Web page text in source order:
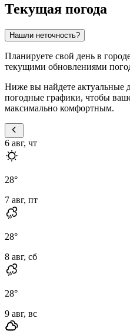
Текущая погода
Нашли неточность?
Планируете свой день в
текущими обновлениями
Ниже вы найдете актуальные
погодные графики, чтобы
максимально комфортным.
6 авг, чт
28°
7 авг, пт
28°
8 авг, сб
28°
9 авг, вс